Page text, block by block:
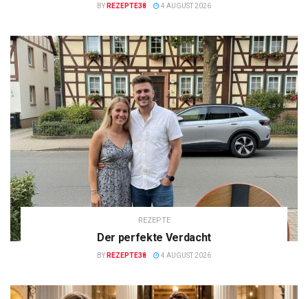
BY REZEPTE38 4 AUGUST 2026
REZEPTE
Der perfekte Verdacht
BY REZEPTE38 4 AUGUST 2026